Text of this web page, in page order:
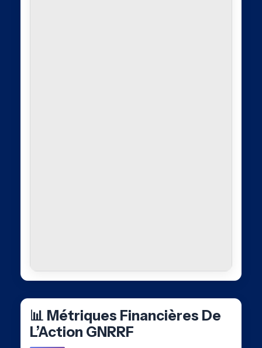
📊 Métriques Financières De
L’Action GNRRF